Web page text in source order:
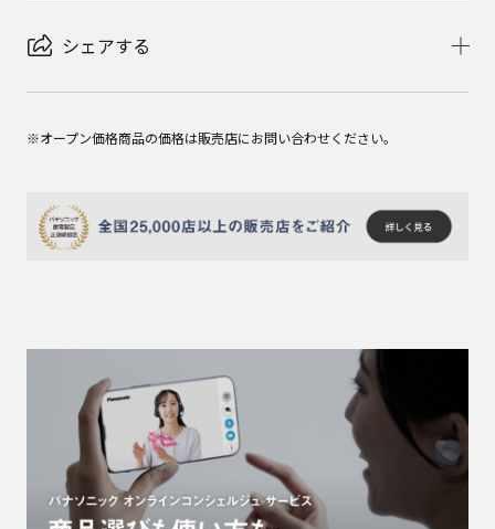
シェアする
※オープン価格商品の価格は販売店にお問い合わせください。